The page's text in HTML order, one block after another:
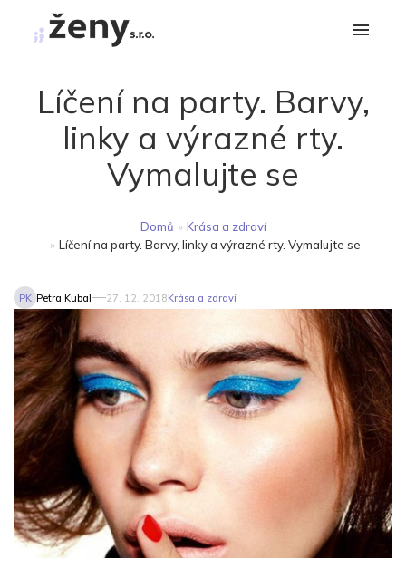
Líčení na party. Barvy,
linky a výrazné rty.
Vymalujte se
Domů » Krása a zdraví
» Líčení na party. Barvy, linky a výrazné rty. Vymalujte se
PK Petra Kubal 27. 12. 2018Krása a zdraví